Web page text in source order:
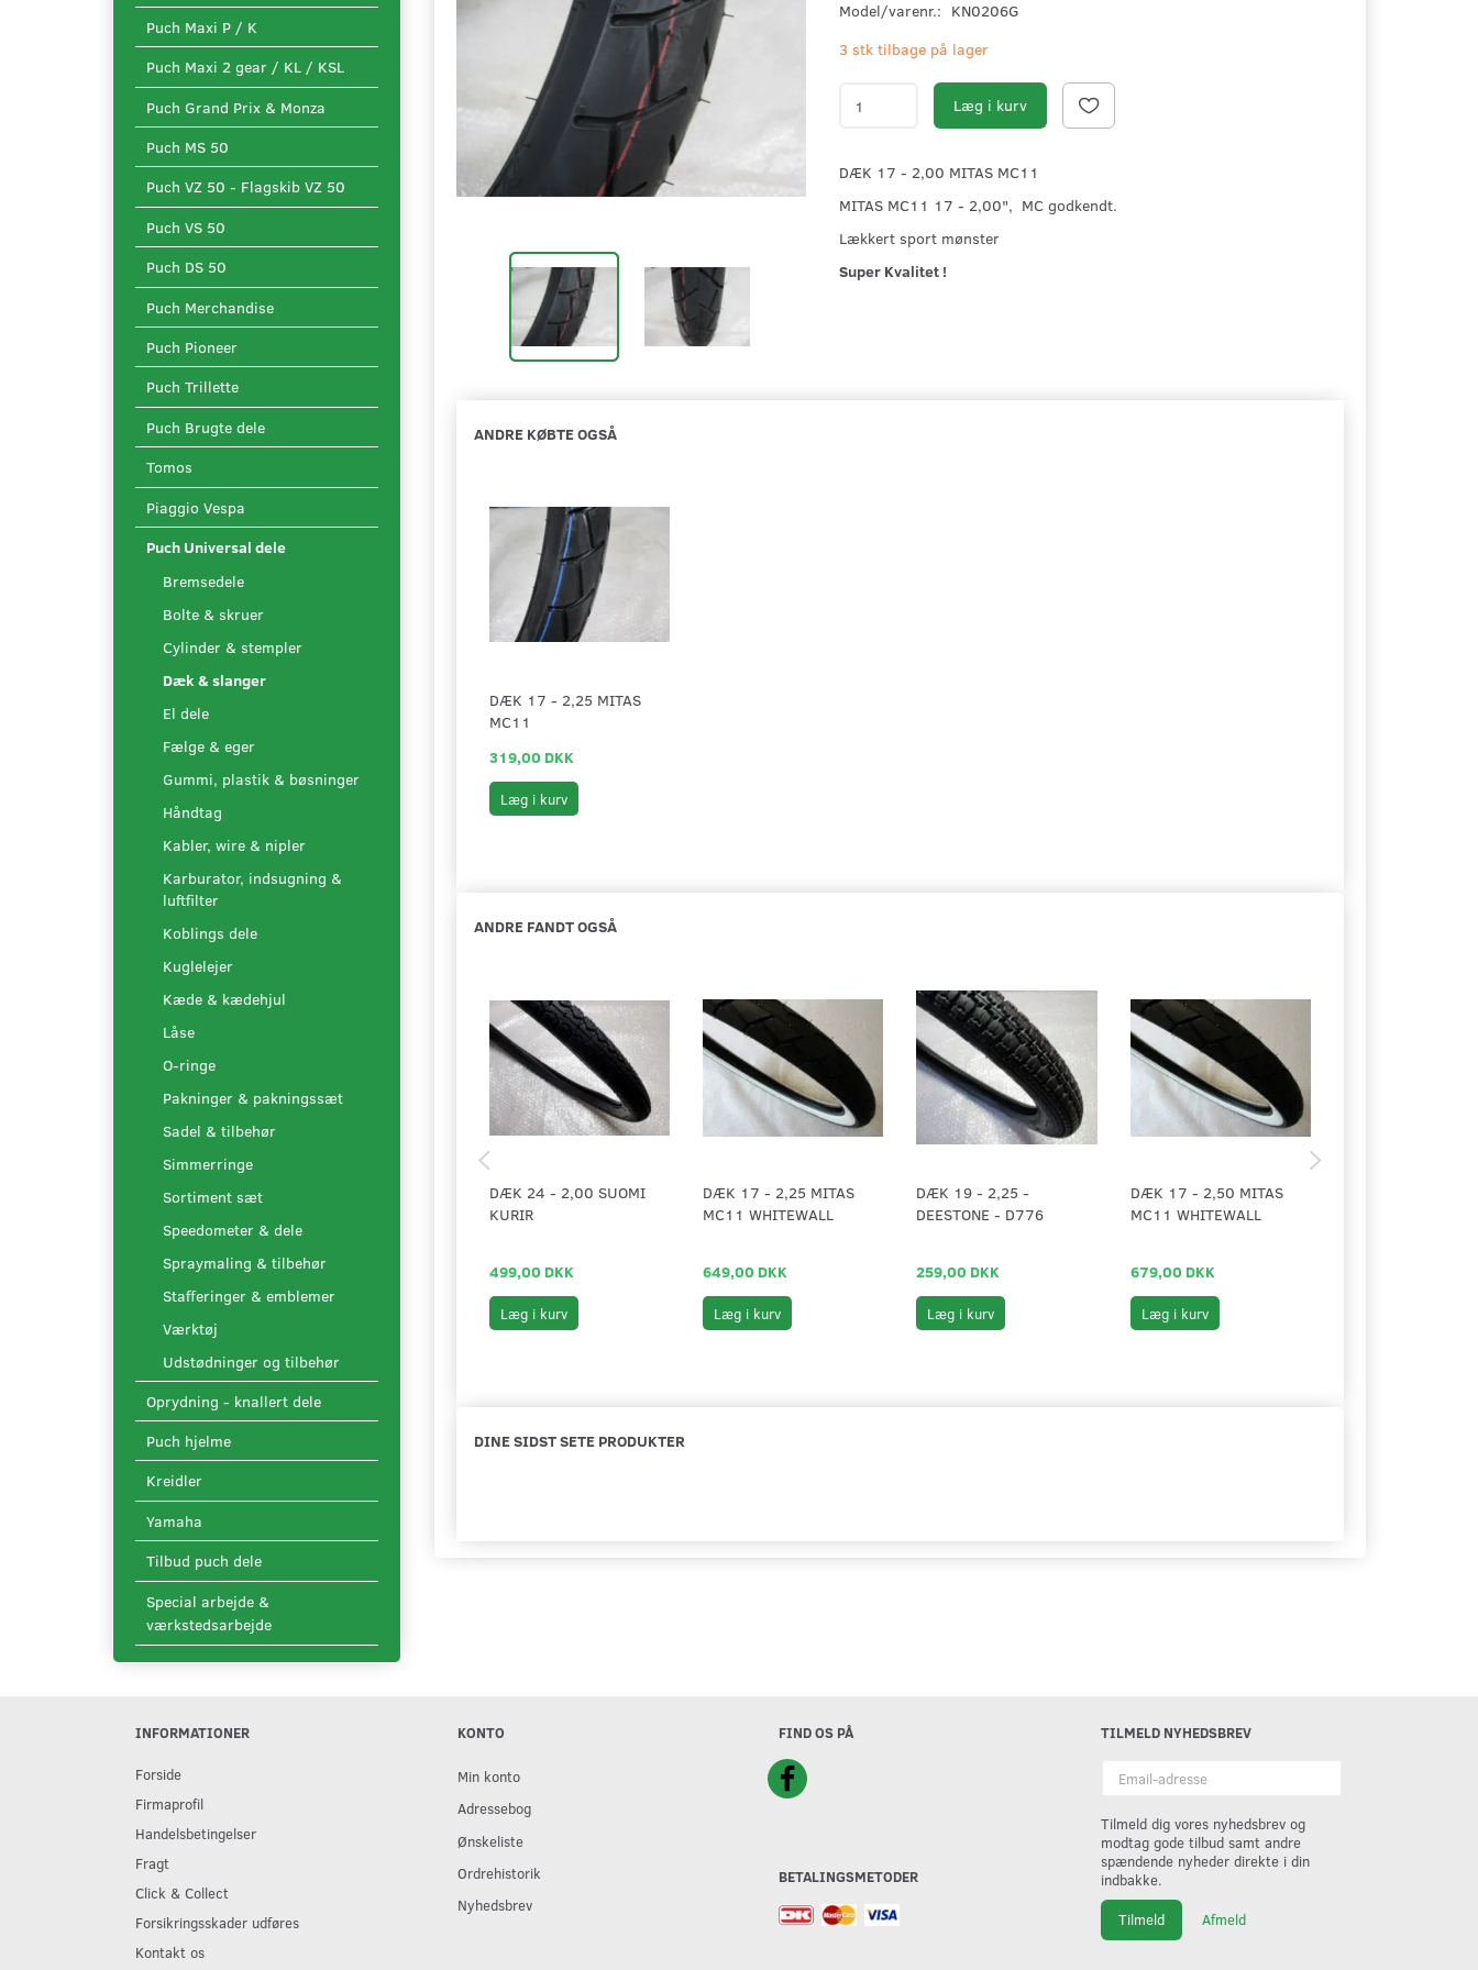
Puch Maxi P / K
Puch Maxi 2 gear / KL / KSL
Puch Grand Prix & Monza
Puch MS 50
Puch VZ 50 - Flagskib VZ 50
Puch VS 50
Puch DS 50
Puch Merchandise
Puch Pioneer
Puch Trillette
Puch Brugte dele
Tomos
Piaggio Vespa
Puch Universal dele
Bremsedele
Bolte & skruer
Cylinder & stempler
Dæk & slanger
El dele
Fælge & eger
Gummi, plastik & bøsninger
Håndtag
Kabler, wire & nipler
Karburator, indsugning &
luftfilter
Koblings dele
Kuglelejer
Kæde & kædehjul
Låse
O-ringe
Pakninger & pakningssæt
Sadel & tilbehør
Simmerringe
Sortiment sæt
Speedometer & dele
Spraymaling & tilbehør
Stafferinger & emblemer
Værktøj
Udstødninger og tilbehør
Oprydning - knallert dele
Puch hjelme
Kreidler
Yamaha
Tilbud puch dele
Special arbejde &
værkstedsarbejde
Model/varenr.: KN0206G
3 stk tilbage på lager
Læg i kurv
DÆK 17 - 2,00 MITAS MC11
MITAS MC11 17 - 2,00", MC godkendt.
Lækkert sport mønster
Super Kvalitet !
ANDRE KØBTE OGSÅ
DÆK 17 - 2,25 MITAS
MC11
319,00 DKK
Læg i kurv
ANDRE FANDT OGSÅ
DÆK 24 - 2,00 SUOMI
KURIR
499,00 DKK
Læg i kurv
DÆK 17 - 2,25 MITAS
MC11 WHITEWALL
649,00 DKK
Læg i kurv
DÆK 19 - 2,25 -
DEESTONE - D776
259,00 DKK
Læg i kurv
DÆK 17 - 2,50 MITAS
MC11 WHITEWALL
679,00 DKK
Læg i kurv
DINE SIDST SETE PRODUKTER
INFORMATIONER
Forside
Firmaprofil
Handelsbetingelser
Fragt
Click & Collect
Forsikringsskader udføres
Kontakt os
KONTO
Min konto
Adressebog
Ønskeliste
Ordrehistorik
Nyhedsbrev
FIND OS PÅ
BETALINGSMETODER
TILMELD NYHEDSBREV
adresse
Tilmeld dig vores nyhedsbrev og
modtag gode tilbud samt andre
spændende nyheder direkte i din
indbakke.
Tilmeld Afmeld